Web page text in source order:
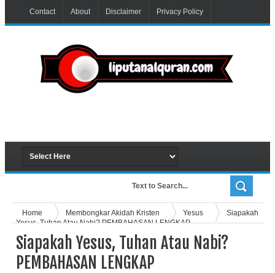
Contact About Disclaimer Privacy Policy
Home Membongkar Akidah Kristen Yesus
Siapakah
Yesus, Tuhan Atau Nabi? PEMBAHASAN LENGKAP
Siapakah Yesus, Tuhan Atau Nabi?
PEMBAHASAN LENGKAP